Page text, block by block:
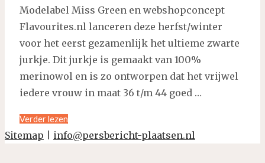
Modelabel Miss Green en webshopconcept
Flavourites.nl lanceren deze herfst/winter
voor het eerst gezamenlijk het ultieme zwarte
jurkje. Dit jurkje is gemaakt van 100%
merinowol en is zo ontworpen dat het vrijwel
iedere vrouw in maat 36 t/m 44 goed …
Verder lezen"Miss
Green
Sitemap
info@persbericht-plaatsen.nl